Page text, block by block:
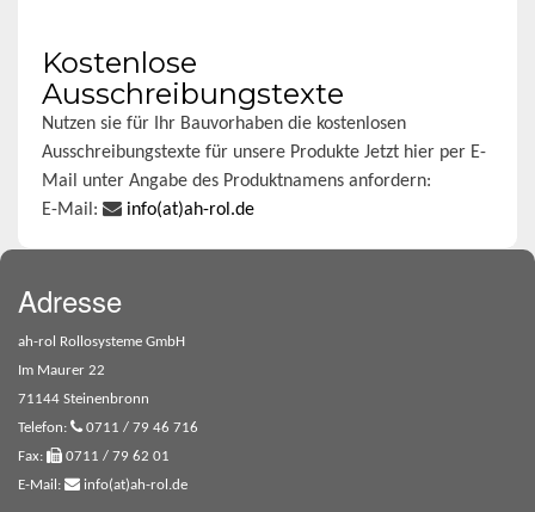
Kostenlose
Ausschreibungstexte
Nutzen sie für Ihr Bauvorhaben die kostenlosen
Ausschreibungstexte für unsere Produkte Jetzt hier per E-
Mail unter Angabe des Produktnamens anfordern:
E-Mail:
info(at)ah-rol.de
Adresse
ah-rol Rollosysteme GmbH
Im Maurer 22
71144 Steinenbronn
Telefon:
0711 / 79 46 716
Fax:
0711 / 79 62 01
E-Mail:
info(at)ah-rol.de